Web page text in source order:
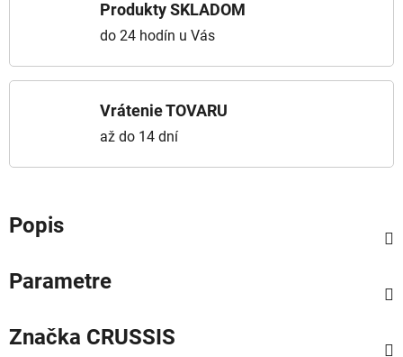
Produkty SKLADOM
do 24 hodín u Vás
Vrátenie TOVARU
až do 14 dní
Popis
Parametre
Značka CRUSSIS